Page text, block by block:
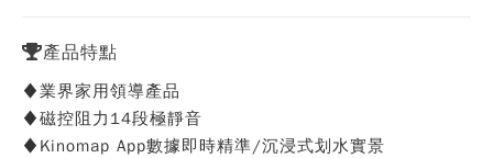
產品特點
♦業界家用領導產品
♦磁控阻力14段極靜音
♦Kinomap App數據即時精準/沉浸式划水實景